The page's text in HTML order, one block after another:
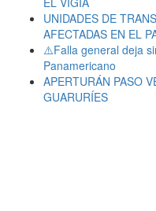
UNIDADES DE
AFECTADAS EN EL
⚠️Falla general deja
Panamericano
APERTURÁN PASO
GUARURÍES